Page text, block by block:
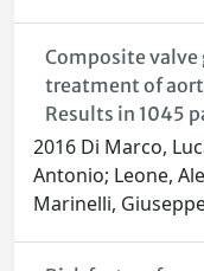
Composite
treatment of
Results in 1045
2016 Di Marco,
Antonio; Leone,
Marinelli,